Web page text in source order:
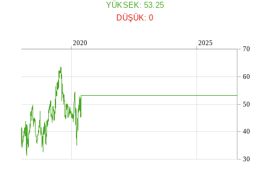
YÜKSEK: 53.25
DÜŞÜK: 0
2020 2025
30
40
50
60
70